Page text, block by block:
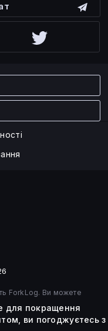
ForkLog. Ви можете
на ForkLog.
для покращення
ви погоджуєтесь з